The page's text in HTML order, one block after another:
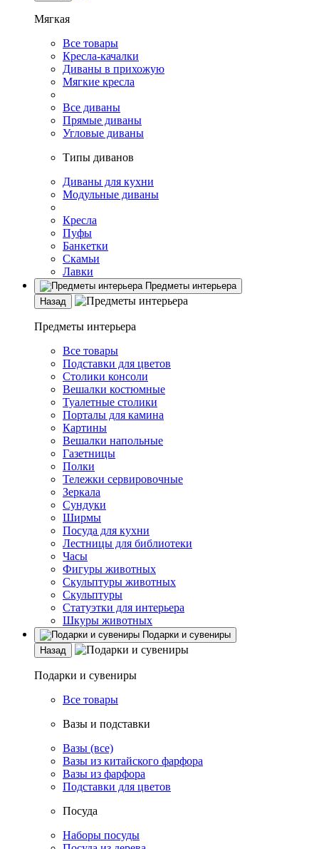
Мягкая
Все товары
Кресла-качалки
Диваны в прихожую
Мягкие кресла
Все диваны
Прямые диваны
Угловые диваны
Типы диванов
Диваны для кухни
Модульные диваны
Кресла
Пуфы
Банкетки
Скамьи
Лавки
Предметы интерьера
Назад
Предметы интерьера
Все товары
Подставки для цветов
Столики консоли
Вешалки костюмные
Туалетные столики
Порталы для камина
Картины
Вешалки напольные
Газетницы
Полки
Тележки сервировочные
Зеркала
Сундуки
Ширмы
Посуда для кухни
Лестницы для библиотеки
Часы
Фигуры животных
Скульптуры животных
Скульптуры
Статуэтки для интерьера
Шкуры животных
Подарки и сувениры
Назад
Подарки и сувениры
Все товары
Вазы и подставки
Вазы (все)
Вазы из китайского фарфора
Вазы из фарфора
Подставки для цветов
Посуда
Наборы посуды